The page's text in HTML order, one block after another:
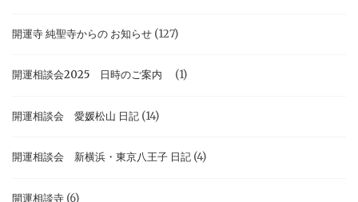
開運寺 純聖寺からの お知らせ (127)
開運相談会2025 日時のご案内 (1)
開運相談会 愛媛松山 日記 (14)
開運相談会 新横浜・東京八王子 日記 (4)
開運相談寺 (6)